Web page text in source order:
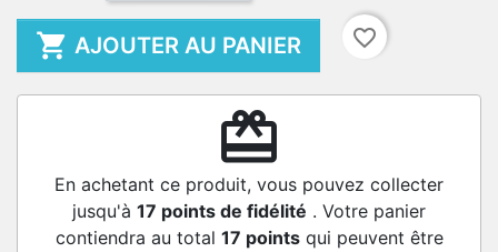
 AJOUTER AU PANIER favorite_border
redeem
En achetant ce produit, vous pouvez collecter
jusqu'à 17 points de fidélité . Votre panier
contiendra au total 17 pointsqui peuvent être